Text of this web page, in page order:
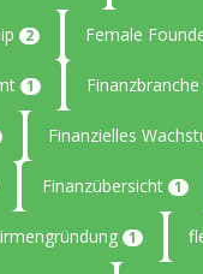
2 Female
1 Finanzbranche
Finanzielles
Finanzübersicht 1
1